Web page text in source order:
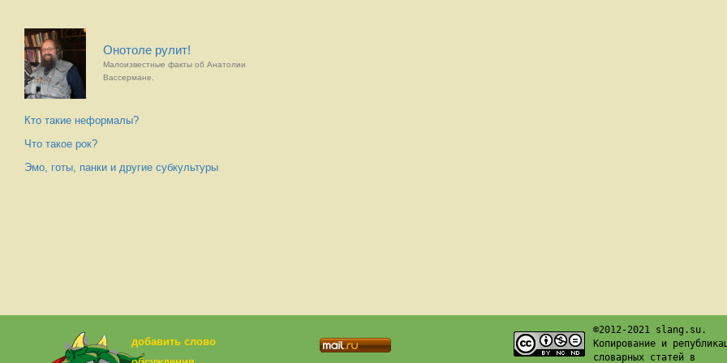
Онотоле рулит!
Малоизвестные факты об Анатолии
Вассермане.
Кто такие неформалы?
Что такое рок?
Эмо, готы, панки и другие субкультуры
добавить слово
©2012-2021 slang.su.
Копирование и
словарных статей в